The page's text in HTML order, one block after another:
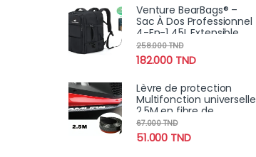
Venture BearBags® –
Sac À Dos Professionnel
4-En-1 45L Extensible
Étanche Avec
Chargement USB
182.000 TND
258.000TND
Lèvre de protection
Multifonction universelle
2.5M en fibre de
carbone Samurai pour
voiture
51.000 TND
67.000TND